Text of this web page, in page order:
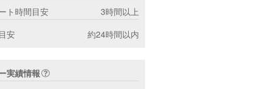
ト時間目安
3時間以上
安
約24時間以内
実績情報